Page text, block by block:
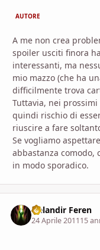
AUTORE
A me non crea
spoiler usciti finora
interessanti, ma
mio mazzo (che ha
difficilmente trova
Tuttavia, nei
quindi rischio di
riuscire a fare
Se vogliamo
abbastanza comodo,
in modo sporadico.
Nelandir Feren
24 Aprile 201115